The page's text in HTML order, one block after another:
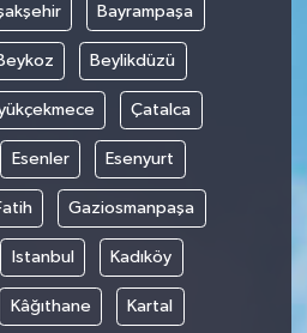
Bayrampaşa
Beylikdüzü
Çatalca
Esenler Esenyurt
Gaziosmanpaşa
Istanbul Kadıköy
Kâğıthane Kartal